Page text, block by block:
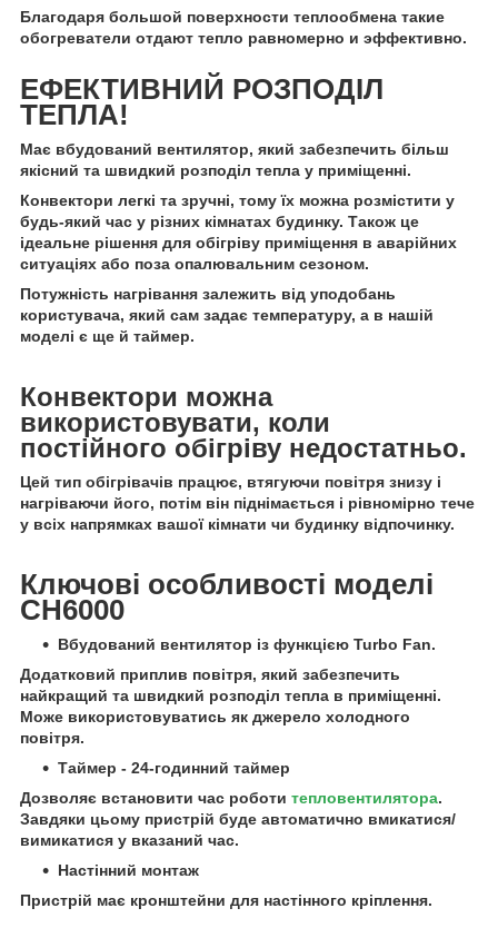
Благодаря большой поверхности теплообмена такие
обогреватели отдают тепло равномерно и эффективно.
ЕФЕКТИВНИЙ РОЗПОДІЛ
ТЕПЛА!
Має вбудований вентилятор, який забезпечить більш
якісний та швидкий розподіл тепла у приміщенні.
Конвектори легкі та зручні, тому їх можна розмістити у
будь-який час у різних кімнатах будинку. Також це
ідеальне рішення для обігріву приміщення в аварійних
ситуаціях або поза опалювальним сезоном.
Потужність нагрівання залежить від уподобань
користувача, який сам задає температуру, а в нашій
моделі є ще й таймер.
Конвектори можна
використовувати, коли
постійного обігріву недостатньо.
Цей тип обігрівачів працює, втягуючи повітря знизу і
нагріваючи його, потім він піднімається і рівномірно тече
у всіх напрямках вашої кімнати чи будинку відпочинку.
Ключові особливості моделі
CH6000
Вбудований вентилятор із функцією Turbo Fan.
Додатковий приплив повітря, який забезпечить
найкращий та швидкий розподіл тепла в приміщенні.
Може використовуватись як джерело холодного
повітря.
Таймер - 24-годинний таймер
Дозволяє встановити час роботи тепловентилятора.
Завдяки цьому пристрій буде автоматично вмикатися/
вимикатися у вказаний час.
Настінний монтаж
Пристрій має кронштейни для настінного кріплення.